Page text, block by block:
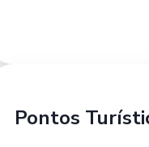
atraem visitantes.
Pontos